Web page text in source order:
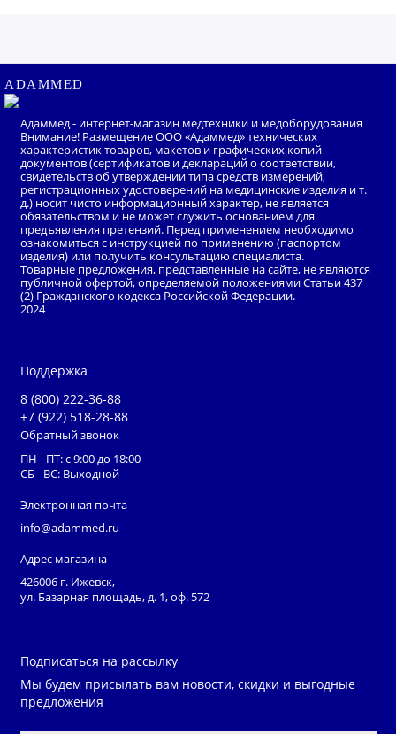
магнитом. Крепить её можно не только на
специальную подставку, но и на любую поверхность
Инфракрасные коагуляторы (фотокоагуляторы) могут
безопасно использоваться для лечения беременных
и пациентов, у которых установлены
кардиостимуляторы.
Инфракрасный коагулятор безопасней ЭХВЧ, т. к.
воздействует не за счет тока, а с помощью света.
Для питания лампы хватает напряжения всего 15 В.
Также инфракрасному коагулятору не нужен
взрыву кишечных газов (в проктологии).
ADAMMED
Адаммед - интернет-магазин медтехники и медоборудования
Внимание! Размещение ООО «Адаммед» технических
характеристик товаров, макетов и графических копий
документов (сертификатов и деклараций о соответствии,
свидетельств об утверждении типа средств измерений,
регистрационных удостоверений на медицинские изделия и т.
д.) носит чисто информационный характер, не является
обязательством и не может служить основанием для
предъявления претензий. Перед применением необходимо
ознакомиться с инструкцией по применению (паспортом
изделия) или получить консультацию специалиста.
Товарные предложения, представленные на сайте, не являются
публичной офертой, определяемой положениями Статьи 437
(2) Гражданского кодекса Российской Федерации.
2024
Поддержка
8 (800) 222-36-88
+7 (922) 518-28-88
Обратный звонок
ПН - ПТ: с 9:00 до 18:00
СБ - ВС: Выходной
Электронная почта
info@adammed.ru
Адрес магазина
426006 г. Ижевск,
ул. Базарная площадь, д. 1, оф. 572
Подписаться на рассылку
Мы будем присылать вам новости, скидки и выгодные
предложения